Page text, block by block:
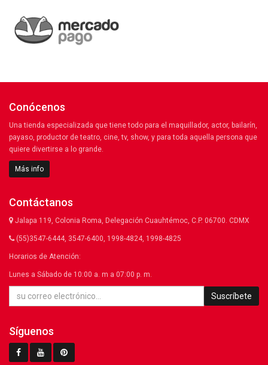
Conócenos
Una tienda especializada que tiene todo para el maquillador, actor, bailarín,
payaso, productor de teatro, cine, tv, show, y para toda aquella persona que
quiere divertirse a lo grande.
Más info
Contáctanos
Jalapa 119, Colonia Roma, Delegación Cuauhtémoc, C.P. 06700. CDMX
(55)3547-6444, 3547-6400, 1998-4824, 1998-4825
Horarios de Atención:
Lunes a Sábado de 10:00 a. m a 07:00 p. m.
Suscríbete
Síguenos